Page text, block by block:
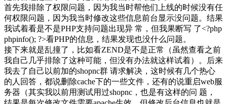
首先我排除了权限问题，因为我当时帮他们上线的时候没有任
何权限问题，因为我当时修改这些信息前台显示没问题。结果
我试着看是不是PHP支持问题出现异 常，但我果断写 了<?php
phpinfo(); ?>看PHP的信息，结果发现也没什么问题。
接下来就是乱撞了，比如看ZEND是不是正常（虽然查看之前
我自己几乎排除了这种可能，但没有办法就这样试着）。后来
我去了自己以前加的shopnc群 请求解决，这时候有几个热心
的人回答，都说删除cache下的一些文件，还有的说重启web服
务器（其实我以前用测试用过shopnc，也是有这样的问 题，